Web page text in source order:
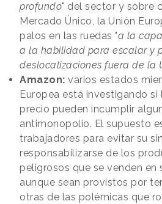
profundo" del sector y sobre
Mercado Único, la Unión
palos en las ruedas "a la
a la habilidad para escalar y
deslocalizaciones fuera de la
Amazon: varios estados
Europea está investigando
precio pueden incumplir
antimonopolio. El supuesto
trabajadores para evitar su
responsabilizarse de los
peligrosos que se venden en
aunque sean provistos por
otras de las polémicas que